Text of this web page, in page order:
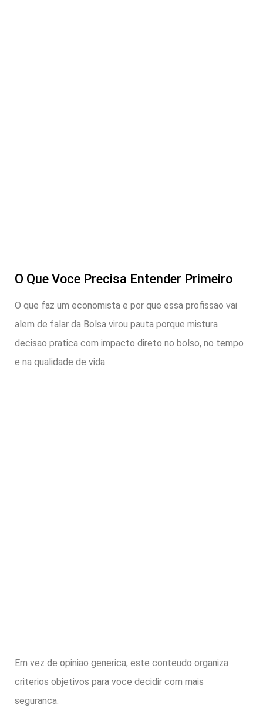
O Que Voce Precisa Entender Primeiro
O que faz um economista e por que essa profissao vai
alem de falar da Bolsa virou pauta porque mistura
decisao pratica com impacto direto no bolso, no tempo
e na qualidade de vida.
Em vez de opiniao generica, este conteudo organiza
criterios objetivos para voce decidir com mais
seguranca.